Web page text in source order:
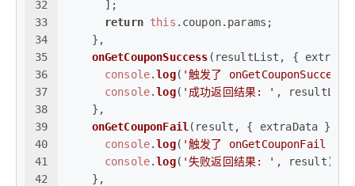
32
33
34
35
36
37
38
39
40
41
42
      ];
return this . coupon. params ;
    },
onGetCouponSuccess ( resultList, {
console.log( '触发了 onGetCouponSuccess
console.log( '成功返回结果: ' ,
    },
onGetCouponFail ( result, { extraData }
console.log( '触发了 onGetCouponFail 事
console.log( '失败返回结果: ' , result);
    },